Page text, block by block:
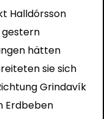
Halldórsson
hätten
sie sich
Grindavík
Erdbeben